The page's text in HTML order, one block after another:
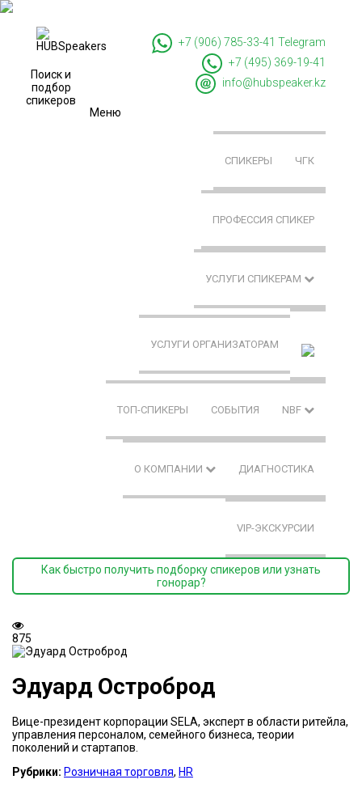
Поиск и
подбор
спикеров
+7 (906) 785-33-41 Telegram
+7 (495) 369-19-41
info@hubspeaker.kz
Меню
СПИКЕРЫ ЧГК
ПРОФЕССИЯ СПИКЕР
УСЛУГИ СПИКЕРАМ
УСЛУГИ ОРГАНИЗАТОРАМ
ТОП-СПИКЕРЫ СОБЫТИЯ NBF
О КОМПАНИИ ДИАГНОСТИКА
VIP-ЭКСКУРСИИ
Как быстро получить подборку спикеров или узнать
гонорар?
875
Эдуард Остроброд
Вице-президент корпорации SELA, эксперт в области ритейла,
управления персоналом, семейного бизнеса, теории
поколений и стартапов.
Рубрики: Розничная торговля, HR